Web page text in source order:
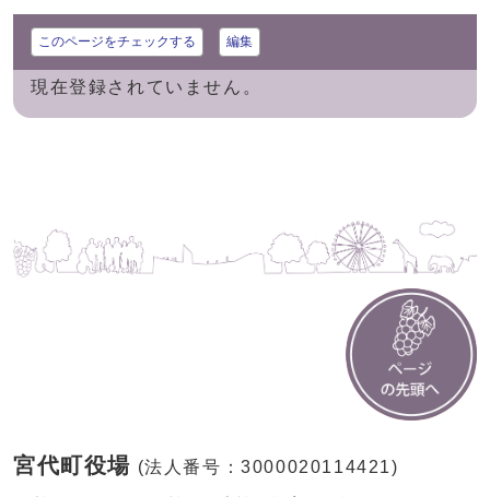
このページをチェックする 編集
現在登録されていません。
宮代町役場 (法人番号：3000020114421)